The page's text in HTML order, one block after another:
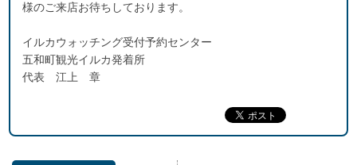
様のご来店お待ちしております。
イルカウォッチング受付予約センター
五和町観光イルカ発着所
代表 江上 章